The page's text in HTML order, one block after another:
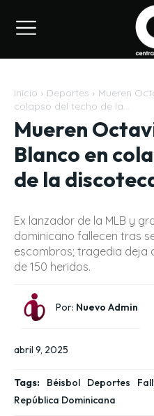
Inicio Deportes
Mueren
colapso del techo de la...
Mueren
Blanco en
de la
Ex lanzador de la MLB y
dominicano fallecen tras
escombros; tragedia deja
de 150 heridos.
Por: Nuevo Admin
abril 9, 2025
Tags: Béisbol Deportes
República Dominicana